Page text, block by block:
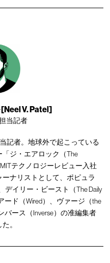
V. Patel]
当記者
記者。地球外で起こっている
ジ・エアロック（The
テクノロジーレビュー入社
ナリストとして、ポピュラ
デイリー・ビースト（The Daily
ード（Wired）、ヴァージ（the
バース（Inverse）の准編集者
。